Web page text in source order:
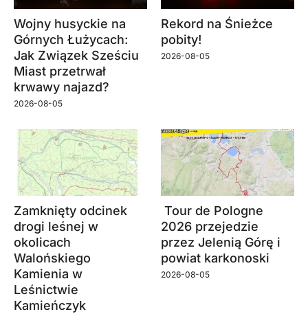
Wojny husyckie na
Górnych Łużycach:
Jak Związek Sześciu
Miast przetrwał
krwawy najazd?
2026-08-05
Rekord na Śnieżce
pobity!
2026-08-05
Zamknięty odcinek
drogi leśnej w
okolicach
Walońskiego
Kamienia w
Leśnictwie
Kamieńczyk
Tour de Pologne
2026 przejedzie
przez Jelenią Górę i
powiat karkonoski
2026-08-05